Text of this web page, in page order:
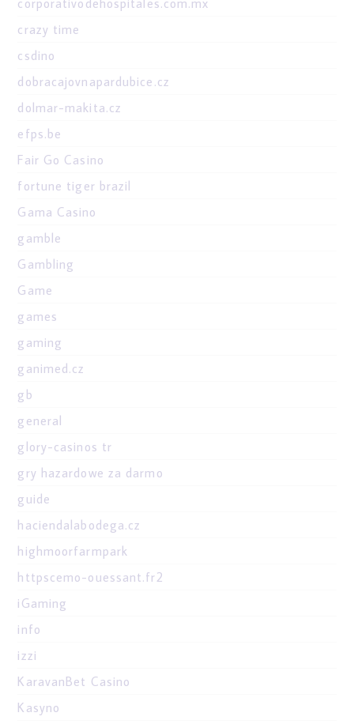
crazy time
csdino
dobracajovnapardubice.cz
dolmar-makita.cz
efps.be
Fair Go Casino
fortune tiger brazil
Gama Casino
gamble
Gambling
Game
games
gaming
ganimed.cz
gb
general
glory-casinos tr
gry hazardowe za darmo
guide
haciendalabodega.cz
highmoorfarmpark
httpscemo-ouessant.fr2
iGaming
info
izzi
KaravanBet Casino
Kasyno